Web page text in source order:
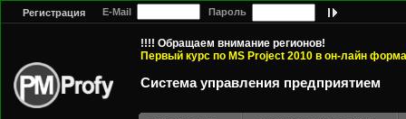
Регистрация E-Mail Пароль
!!!! Обращаем внимание регионов!
Первый курс по MS Project 2010 в он-лайн
Система управления предприятием